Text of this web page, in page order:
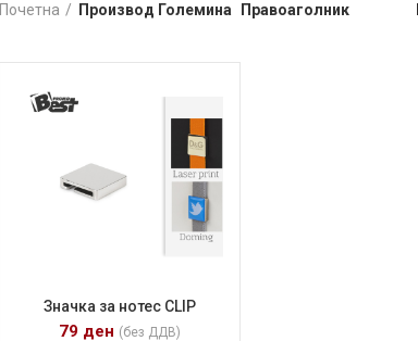
Почетна Производ Големина Правоаголник
Значка за нотес CLIP
79 ден (без ДДВ)